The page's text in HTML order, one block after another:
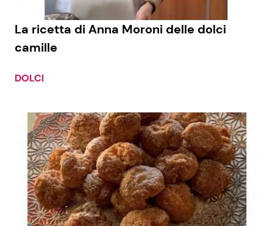
La ricetta di Anna Moroni delle dolci
camille
DOLCI